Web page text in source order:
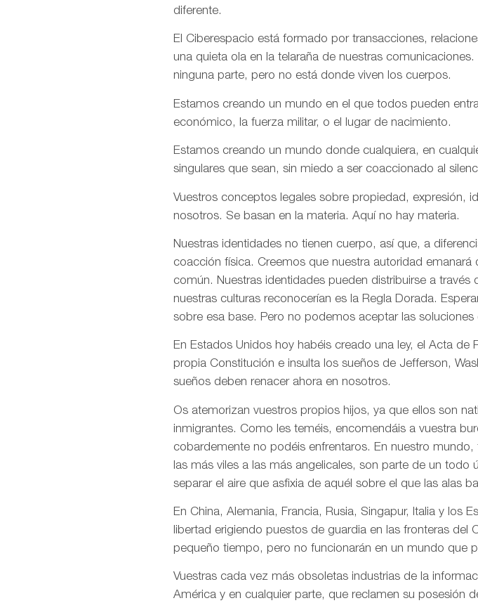
diferente.
El Ciberespacio está formado por transacciones,
una quieta ola en la telaraña de nuestras
ninguna parte, pero no está donde viven los cuerpos.
Estamos creando un mundo en el que todos pueden
económico, la fuerza militar, o el lugar de nacimiento.
Estamos creando un mundo donde cualquiera, en
singulares que sean, sin miedo a ser coaccionado al
Vuestros conceptos legales sobre propiedad, expresión,
nosotros. Se basan en la materia. Aquí no hay materia.
Nuestras identidades no tienen cuerpo, así que, a
coacción física. Creemos que nuestra autoridad
común. Nuestras identidades pueden distribuirse a
nuestras culturas reconocerían es la Regla Dorada.
sobre esa base. Pero no podemos aceptar las
En Estados Unidos hoy habéis creado una ley, el Acta
propia Constitución e insulta los sueños de Jefferson,
sueños deben renacer ahora en nosotros.
Os atemorizan vuestros propios hijos, ya que ellos son
inmigrantes. Como les teméis, encomendáis a vuestra
cobardemente no podéis enfrentaros. En nuestro
las más viles a las más angelicales, son parte de un
separar el aire que asfixia de aquél sobre el que las alas
En China, Alemania, Francia, Rusia, Singapur, Italia y los
libertad erigiendo puestos de guardia en las fronteras
pequeño tiempo, pero no funcionarán en un mundo que
Vuestras cada vez más obsoletas industrias de la
América y en cualquier parte, que reclamen su posesión